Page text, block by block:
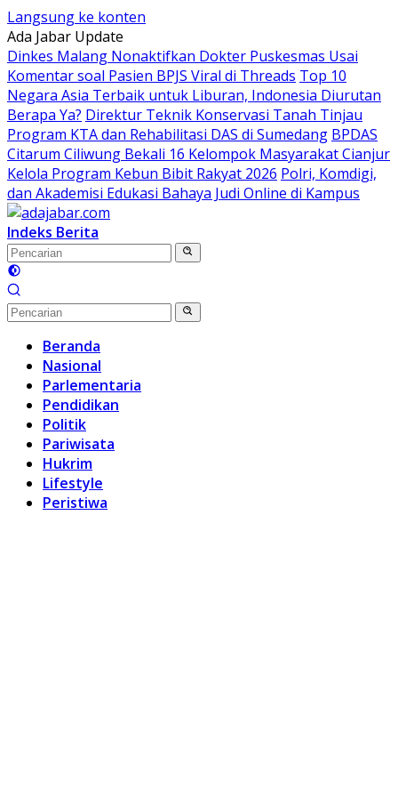
Langsung ke konten
Ada Jabar Update
Dinkes Malang Nonaktifkan Dokter Puskesmas Usai
Komentar soal Pasien BPJS Viral di Threads Top 10
Negara Asia Terbaik untuk Liburan, Indonesia Diurutan
Berapa Ya? Direktur Teknik Konservasi Tanah Tinjau
Program KTA dan Rehabilitasi DAS di Sumedang BPDAS
Citarum Ciliwung Bekali 16 Kelompok Masyarakat Cianjur
Kelola Program Kebun Bibit Rakyat 2026 Polri, Komdigi,
dan Akademisi Edukasi Bahaya Judi Online di Kampus
Indeks Berita
Beranda
Nasional
Parlementaria
Pendidikan
Politik
Pariwisata
Hukrim
Lifestyle
Peristiwa